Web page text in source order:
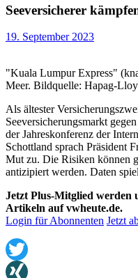
Seeversicherer
19. September 2023
"Kuala Lumpur Express"
Meer. Bildquelle: Hapag-
Als ältester
Seeversicherungsmarkt
der Jahreskonferenz der
Schottland sprach Präsident
Mut zu. Die Risiken können
antizipiert werden. Daten
Jetzt Plus-Mitglied werden
Artikeln auf vwheute.de.
Login für Abonnenten Jetzt
Twitter